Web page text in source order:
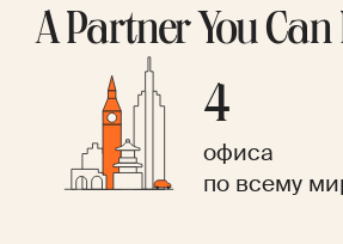
A Partner You Can
4
офиса
по всему